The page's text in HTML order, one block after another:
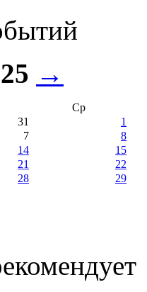
→
Ср
31
1
7
8
14
15
21
22
28 29